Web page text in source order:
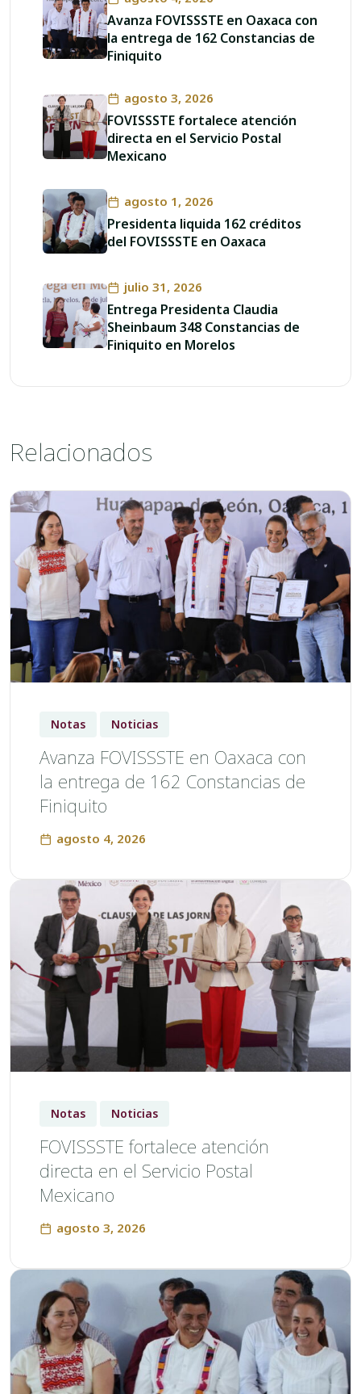
Avanza FOVISSSTE en Oaxaca con
la entrega de 162 Constancias de
Finiquito
agosto 3, 2026
FOVISSSTE fortalece atención
directa en el Servicio Postal
Mexicano
agosto 1, 2026
Presidenta liquida 162 créditos
del FOVISSSTE en Oaxaca
julio 31, 2026
Entrega Presidenta Claudia
Sheinbaum 348 Constancias de
Finiquito en Morelos
Relacionados
Notas Noticias
Avanza FOVISSSTE en Oaxaca con
la entrega de 162 Constancias de
Finiquito
agosto 4, 2026
Notas Noticias
FOVISSSTE fortalece atención
directa en el Servicio Postal
Mexicano
agosto 3, 2026